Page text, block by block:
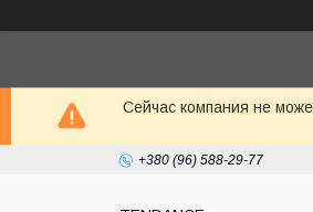
Сейчас компания не
+380 (96) 588-29-77